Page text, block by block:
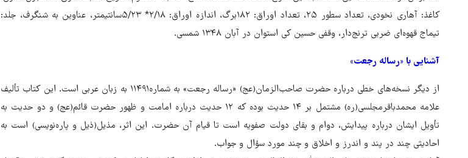
کاغذ: آهاری نخودی، تعداد سطور ۲۵، تعداد اوراق: ۱۸۲برگ، اندازه اوراق: ۲/۱۸* ۵/۲۳سانتیمتر، عناوین به شنگرف، جلد:
تیماج قهوه‌ای ضربی ترنج‌دار، وقفی حسین کی استوان در آبان ۱۳۴۸ شمسی.
آشنایی با «رساله رجعت»
از دیگر نسخه‌های خطی درباره حضرت صاحب‌الزمان(عج) «رساله رجعت» به شماره۱۱۴۹۱ به زبان عربی است. این کتاب تألیف
علامه محمدباقرمجلسی(ره) مشتمل بر ۱۴ حدیث بوده که ۱۲ حدیث درباره امامت و ظهور حضرت قائم(عج) و دو حدیث به
تأویل ایشان درباره پیدایش، دوام و بقای دولت صفویه است تا قیام آن حضرت. این اثر، مذیل(ذیل و پاره‌نویسی) است به
احادیثی چند در پند و اندرز و اخلاق و چند مورد سؤال و جواب.